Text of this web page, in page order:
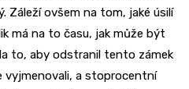
Záleží ovšem na tom, jaké úsilí
má na to času, jak může být
to, aby odstranil tento zámek
vyjmenovali, a stoprocentní